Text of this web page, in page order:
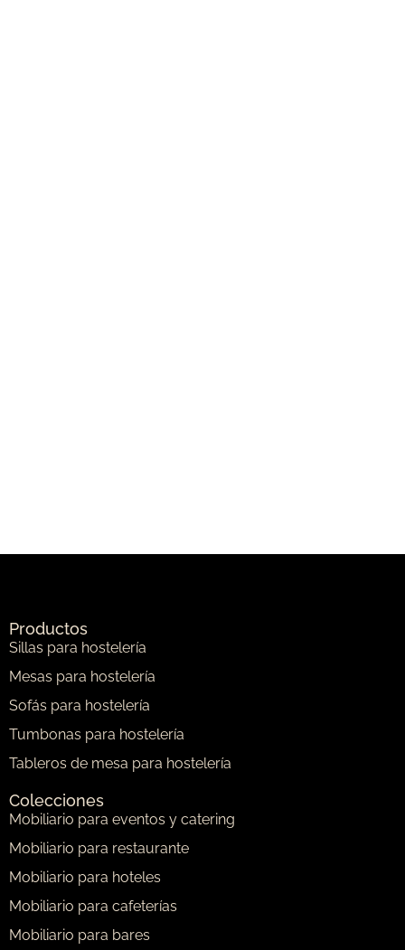
Productos
Sillas para hostelería
Mesas para hostelería
Sofás para hostelería
Tumbonas para hostelería
Tableros de mesa para hostelería
Colecciones
Mobiliario para eventos y catering
Mobiliario para restaurante
Mobiliario para hoteles
Mobiliario para cafeterías
Mobiliario para bares